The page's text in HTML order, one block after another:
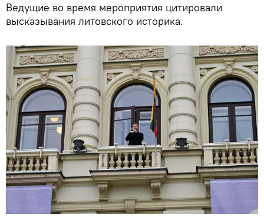
Ведущие во время мероприятия цитировали
высказывания литовского историка.